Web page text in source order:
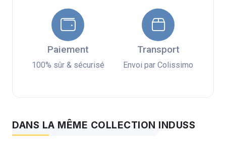
Paiement
100% sûr & sécurisé
Transport
Envoi par Colissimo
DANS LA MÊME COLLECTION INDUSS